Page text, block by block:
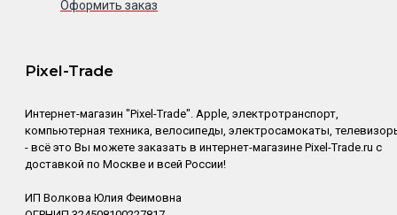
Оформить заказ
Pixel-Trade
Интернет-магазин "Pixel-Trade". Apple, электротранспорт,
компьютерная техника, велосипеды, электросамокаты,
- всё это Вы можете заказать в интернет-магазине Pixel-Trade.ru с
доставкой по Москве и всей России!
ИП Волкова Юлия Феимовна